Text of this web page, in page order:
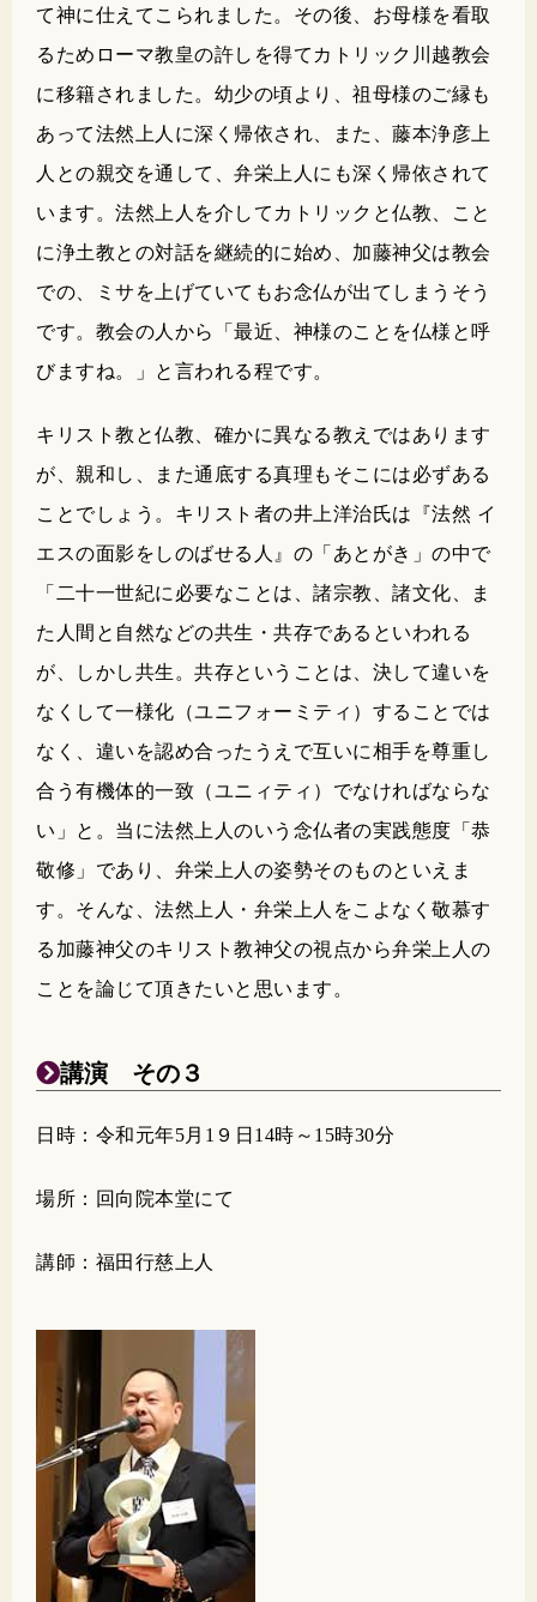
て神に仕えてこられました。その後、お母様を看取
るためローマ教皇の許しを得てカトリック川越教会
に移籍されました。幼少の頃より、祖母様のご縁も
あって法然上人に深く帰依され、また、藤本浄彦上
人との親交を通して、弁栄上人にも深く帰依されて
います。法然上人を介してカトリックと仏教、こと
に浄土教との対話を継続的に始め、加藤神父は教会
での、ミサを上げていてもお念仏が出てしまうそう
です。教会の人から「最近、神様のことを仏様と呼
びますね。」と言われる程です。
キリスト教と仏教、確かに異なる教えではあります
が、親和し、また通底する真理もそこには必ずある
ことでしょう。キリスト者の井上洋治氏は『法然 イ
エスの面影をしのばせる人』の「あとがき」の中で
「二十一世紀に必要なことは、諸宗教、諸文化、ま
た人間と自然などの共生・共存であるといわれる
が、しかし共生。共存ということは、決して違いを
なくして一様化（ユニフォーミティ）することでは
なく、違いを認め合ったうえで互いに相手を尊重し
合う有機体的一致（ユニィティ）でなければならな
い」と。当に法然上人のいう念仏者の実践態度「恭
敬修」であり、弁栄上人の姿勢そのものといえま
す。そんな、法然上人・弁栄上人をこよなく敬慕す
る加藤神父のキリスト教神父の視点から弁栄上人の
ことを論じて頂きたいと思います。
講演 その３
日時：令和元年5月1９日14時～15時30分
場所：回向院本堂にて
講師：福田行慈上人